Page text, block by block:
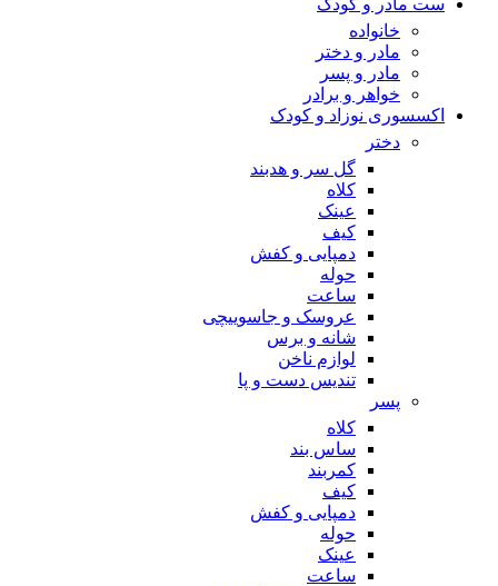
ست مادر و کودک
خانواده
مادر و دختر
مادر و پسر
خواهر و برادر
اکسسوری نوزاد و کودک
دختر
گل سر و هدبند
کلاه
عینک
کیف
دمپایی و کفش
حوله
ساعت
عروسک و جاسوییچی
شانه و برس
لوازم ناخن
تندیس دست و پا
پسر
کلاه
ساس بند
کمربند
کیف
دمپایی و کفش
حوله
عینک
ساعت